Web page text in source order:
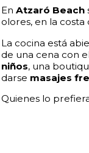
En Atzaró Beach
olores, en la
La cocina está
de una cena con
niños, una
darse masajes
Quienes lo